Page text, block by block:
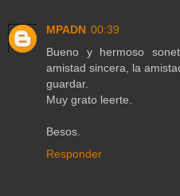
MPADN 00:39
Bueno y hermoso
amistad sincera, la
guardar.
Muy grato leerte.
Besos.
Responder